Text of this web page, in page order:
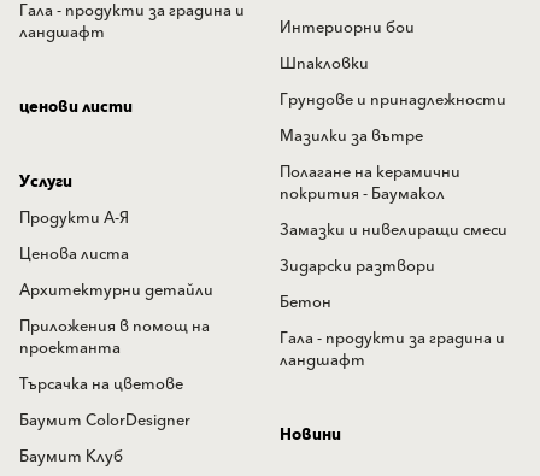
Гала - продукти за градина и
ландшафт
Интериорни бои
Шпакловки
Грундове и принадлежности
Мазилки за вътре
Полагане на керамични
покрития - Баумакол
Замазки и нивелиращи смеси
Зидарски разтвори
Бетон
Гала - продукти за градина и
ландшафт
ценови листи
Услуги
Продукти А-Я
Ценова листа
Архитектурни детайли
Приложения в помощ на
проектанта
Търсачка на цветове
Баумит ColorDesigner
Баумит Клуб
Новини